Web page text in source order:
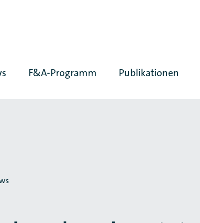
F&A-Programm Publikationen